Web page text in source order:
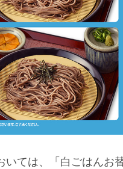
ては、「白ごはんお